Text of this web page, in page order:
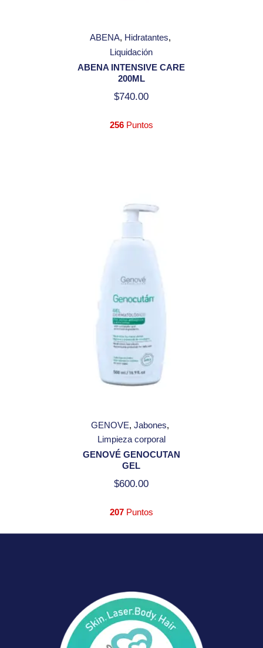
ABENA Hidratantes
Liquidación
ABENA INTENSIVE CARE
200ML
$740.00
256Puntos
GENOVE Jabones
Limpieza corporal
GENOVÉ GENOCUTAN
GEL
$600.00
207Puntos